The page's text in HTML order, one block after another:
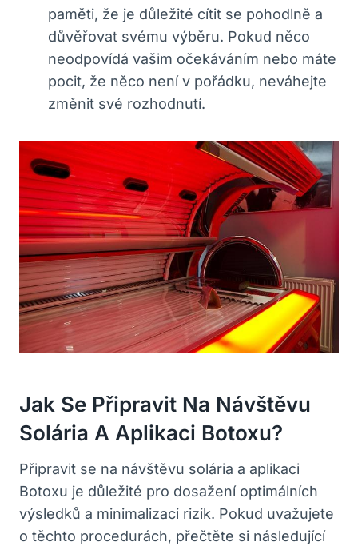
paměti, že je důležité cítit se pohodlně a
důvěřovat svému výběru. Pokud něco
neodpovídá vašim očekáváním nebo máte
pocit, že něco není v pořádku, neváhejte
změnit své rozhodnutí.
Jak Se Připravit Na Návštěvu
Solária A Aplikaci Botoxu?
Připravit se na návštěvu solária a aplikaci
Botoxu je důležité pro dosažení optimálních
výsledků a minimalizaci rizik. Pokud uvažujete
o těchto procedurách, přečtěte si následující